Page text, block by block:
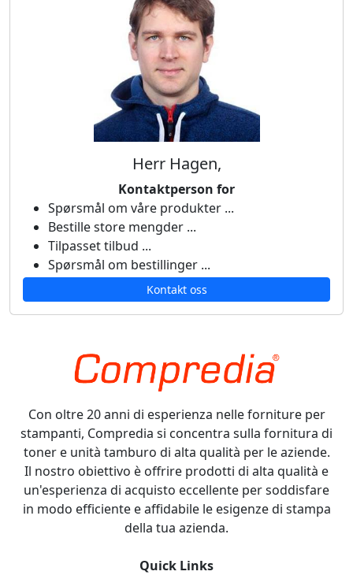
Herr Hagen,
Kontaktperson for
Spørsmål om våre produkter ...
Bestille store mengder ...
Tilpasset tilbud ...
Spørsmål om bestillinger ...
Kontakt oss
Con oltre 20 anni di esperienza nelle forniture per
stampanti, Compredia si concentra sulla fornitura di
toner e unità tamburo di alta qualità per le aziende.
Il nostro obiettivo è offrire prodotti di alta qualità e
un'esperienza di acquisto eccellente per soddisfare
in modo efficiente e affidabile le esigenze di stampa
della tua azienda.
Quick Links